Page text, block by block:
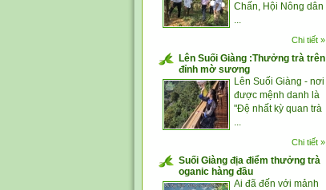
Chấn, Hội Nông dân
...
Chi tiết »
Lên Suối Giàng :Thưởng trà trên
đỉnh mờ sương
Lên Suối Giàng - nơi
được mệnh danh là
"Đệ nhất kỳ quan trà
...
Chi tiết »
Suối Giàng địa điểm thưởng trà
oganic hàng đầu
Ai đã đến với mảnh